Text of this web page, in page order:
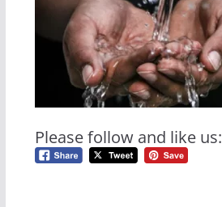
Please follow and like us: